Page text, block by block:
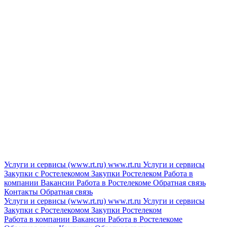
Услуги и сервисы (www.rt.ru) www.rt.ru Услуги и сервисы
Закупки с Ростелекомом Закупки Ростелеком Работа в
компании Вакансии Работа в Ростелекоме Обратная связь
Контакты Обратная связь
Услуги и сервисы (www.rt.ru) www.rt.ru Услуги и сервисы
Закупки с Ростелекомом Закупки Ростелеком
Работа в компании Вакансии Работа в Ростелекоме